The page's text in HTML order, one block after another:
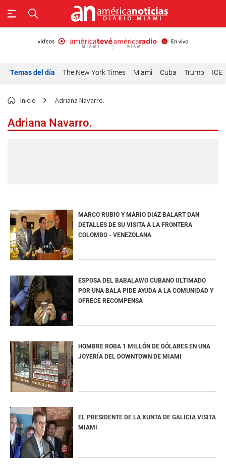
Temas del día The New York Times Miami Cuba Trump ICE
Inicio Adriana Navarro.
Adriana Navarro.
MARCO RUBIO Y MÁRIO DIAZ BALART DAN
DETALLES DE SU VISITA A LA FRONTERA
COLOMBO - VENEZOLANA
ESPOSA DEL BABALAWO CUBANO ULTIMADO
POR UNA BALA PIDE AYUDA A LA COMUNIDAD Y
OFRECE RECOMPENSA
HOMBRE ROBA 1 MILLÓN DE DÓLARES EN UNA
JOYERÍA DEL DOWNTOWN DE MIAMI
EL PRESIDENTE DE LA XUNTA DE GALICIA VISITA
MIAMI